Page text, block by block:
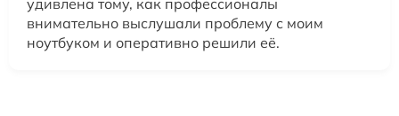
внимательно выслушали проблему с моим
ноутбуком и оперативно решили её.